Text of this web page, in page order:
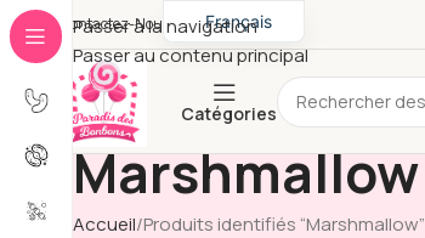
Passer à la navigation
Passer au contenu principal
Contactez-Nous
Catégories
Marshmallow
Accueil Produits identifiés “Marshmallow”
Français
English